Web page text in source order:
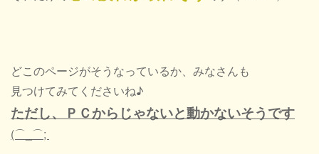
どこのページがそうなっているか、みなさんも
見つけてみてくださいね♪
ただし、ＰＣからじゃないと動かないそうです
(⌒_⌒;